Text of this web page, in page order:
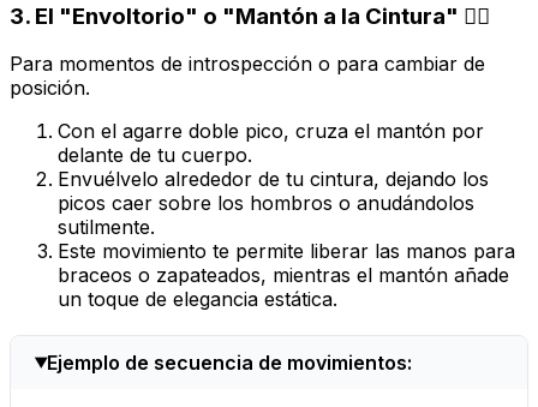
3. El "Envoltorio" o "Mantón a la Cintura" 🧘‍♀️
Para momentos de introspección o para cambiar de
posición.
Con el agarre doble pico, cruza el mantón por
delante de tu cuerpo.
Envuélvelo alrededor de tu cintura, dejando los
picos caer sobre los hombros o anudándolos
sutilmente.
Este movimiento te permite liberar las manos para
braceos o zapateados, mientras el mantón añade
un toque de elegancia estática.
Ejemplo de secuencia de movimientos: